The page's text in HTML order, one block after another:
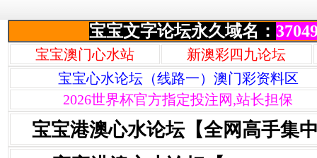
宝宝文字论坛永久域名：
宝宝澳门心水站
新澳彩四九论坛
宝宝心水论坛（线路一）澳门彩资料区
2026世界杯官方指定投注网,站长担保
宝宝港澳心水论坛【全网高手集